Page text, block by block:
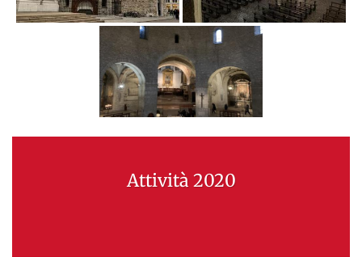
Attività 2020